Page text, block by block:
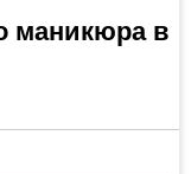
маникюра в